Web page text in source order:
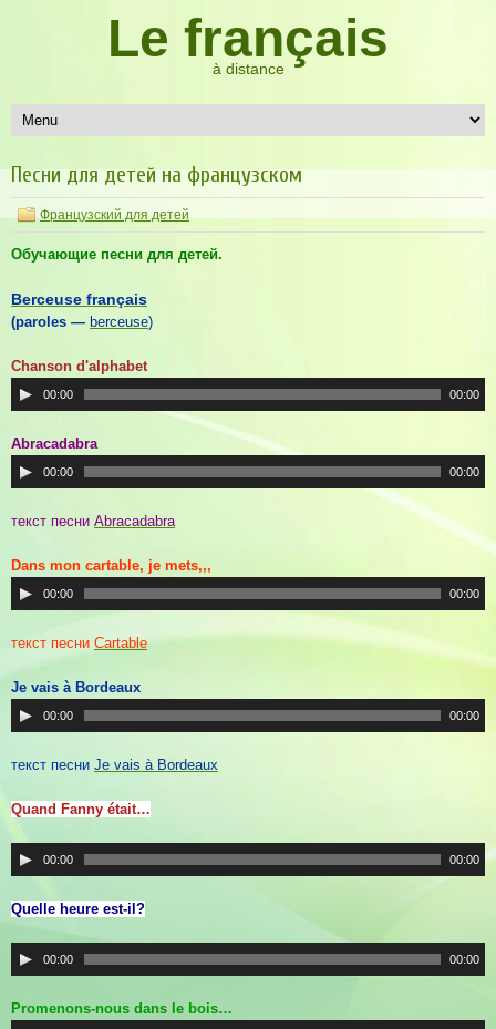
Le français
à distance
Песни для детей на французском
Французский для детей
Обучающие песни для детей.
Berceuse français
(paroles — berceuse)
Chanson d'alphabet
00:00 00:00
Abracadabra
00:00 00:00
текст песни Abracadabra
Dans mon cartable, je mets,,,
00:00 00:00
текст песни Cartable
Je vais à Bordeaux
00:00 00:00
текст песни Je vais à Bordeaux
Quand Fanny était…
00:00 00:00
Quelle heure est-il?
00:00 00:00
Promenons-nous dans le bois…